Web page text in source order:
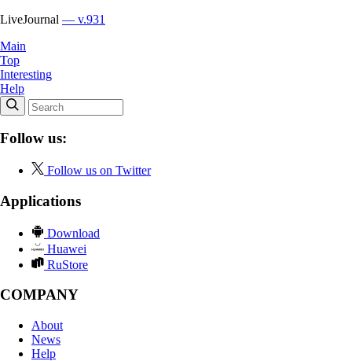
LiveJournal — v.931
Main
Top
Interesting
Help
Follow us:
Follow us on Twitter
Applications
Download
Huawei
RuStore
COMPANY
About
News
Help